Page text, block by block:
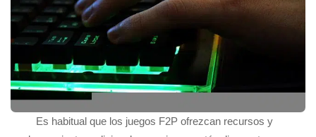
Es habitual que los juegos F2P ofrezcan recursos y